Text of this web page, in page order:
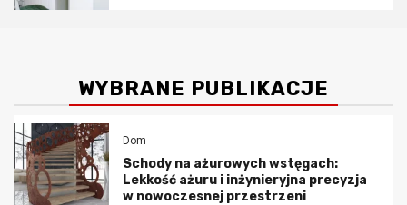
WYBRANE PUBLIKACJE
Dom
Schody na ażurowych wstęgach:
Lekkość ażuru i inżynieryjna precyzja
w nowoczesnej przestrzeni